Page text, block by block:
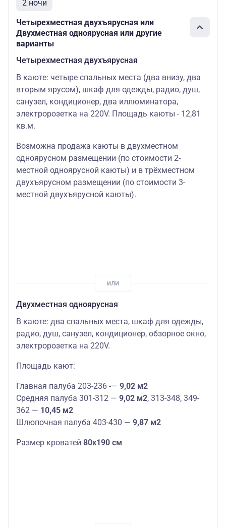
2 ночи
Четырехместная двухъярусная или
Двухместная одноярусная или другие
варианты
Четырехместная двухъярусная
В каюте: четыре спальных места (два внизу, два
вторым ярусом), шкаф для одежды, радио, душ,
санузел, кондиционер, два иллюминатора,
электророзетка на 220V. Площадь каюты - 12,81
кв.м.
Возможна продажа каюты в двухместном
одноярусном размещении (по стоимости 2-
местной одноярусной каюты) и в трёхместном
двухъярусном размещении (по стоимости 3-
местной двухъярусной каюты).
Двухместная одноярусная
В каюте: два спальных места, шкаф для одежды,
радио, душ, санузел, кондиционер, обзорное окно,
электророзетка на 220V.
Площадь кают:
Главная палуба 203-236 -— 9,02 м2
Средняя палуба 301-312 — 9,02 м2, 313-348, 349-
362 — 10,45 м2
Шлюпочная палуба 403-430 — 9,87 м2
Размер кроватей 80х190 см